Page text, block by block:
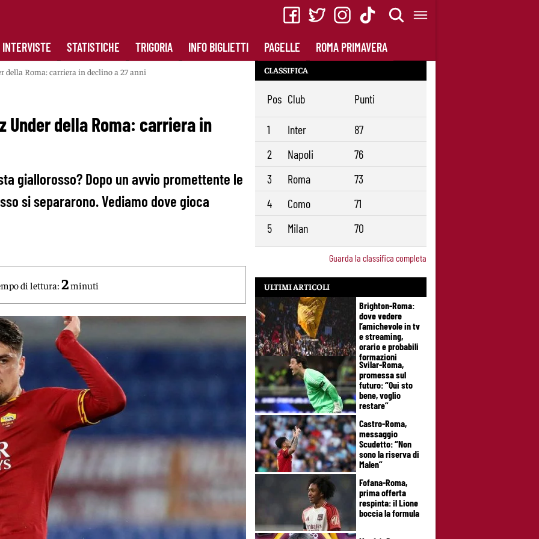
INTERVISTE STATISTICHE TRIGORIA INFO BIGLIETTI PAGELLE ROMA PRIMAVERA
della Roma: carriera in declino a 27 anni
Under della Roma: carriera in
giallorosso? Dopo un avvio promettente le
si separarono. Vediamo dove gioca
di lettura: 2minuti
CLASSIFICA
Pos Club Punti
1 Inter
87
2
Napoli
76
3
Roma
73
4
Como
71
5
Milan 70
Guarda la classifica completa
ULTIMI ARTICOLI
Brighton-Roma:
dove vedere
l’amichevole in tv
e streaming,
orario e probabili
formazioni
Svilar-Roma,
promessa sul
futuro: “Qui sto
bene, voglio
restare”
Castro-Roma,
messaggio
Scudetto: “Non
sono la riserva di
Malen”
Fofana-Roma,
prima offerta
respinta: il Lione
boccia la formula